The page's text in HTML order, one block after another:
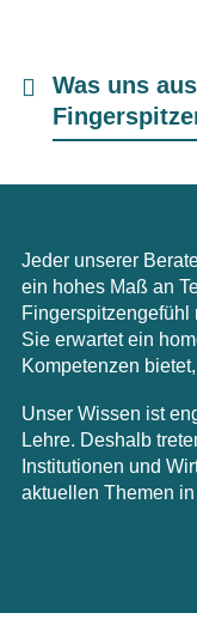
Was uns
Jeder unserer
ein hohes Maß an
Fingerspitzengefühl
Sie erwartet ein
Kompetenzen
Unser Wissen ist
Lehre. Deshalb
Institutionen und
aktuellen Themen